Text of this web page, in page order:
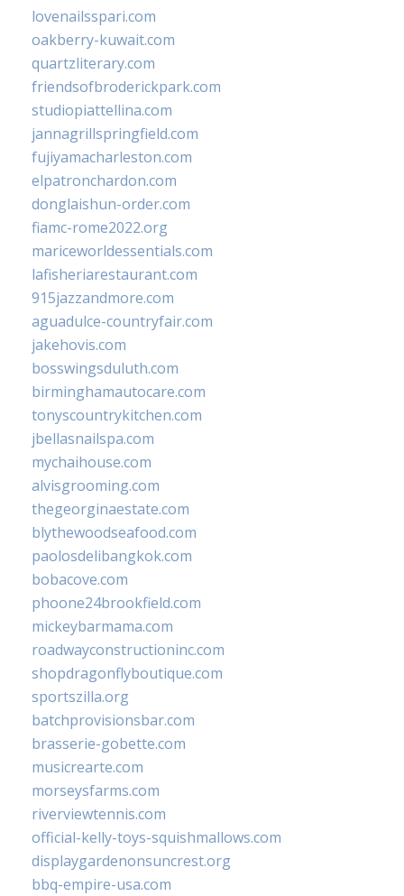
lovenailsspari.com
oakberry-kuwait.com
quartzliterary.com
friendsofbroderickpark.com
studiopiattellina.com
jannagrillspringfield.com
fujiyamacharleston.com
elpatronchardon.com
donglaishun-order.com
fiamc-rome2022.org
mariceworldessentials.com
lafisheriarestaurant.com
915jazzandmore.com
aguadulce-countryfair.com
jakehovis.com
bosswingsduluth.com
birminghamautocare.com
tonyscountrykitchen.com
jbellasnailspa.com
mychaihouse.com
alvisgrooming.com
thegeorginaestate.com
blythewoodseafood.com
paolosdelibangkok.com
bobacove.com
phoone24brookfield.com
mickeybarmama.com
roadwayconstructioninc.com
shopdragonflyboutique.com
sportszilla.org
batchprovisionsbar.com
brasserie-gobette.com
musicrearte.com
morseysfarms.com
riverviewtennis.com
official-kelly-toys-squishmallows.com
displaygardenonsuncrest.org
bbq-empire-usa.com